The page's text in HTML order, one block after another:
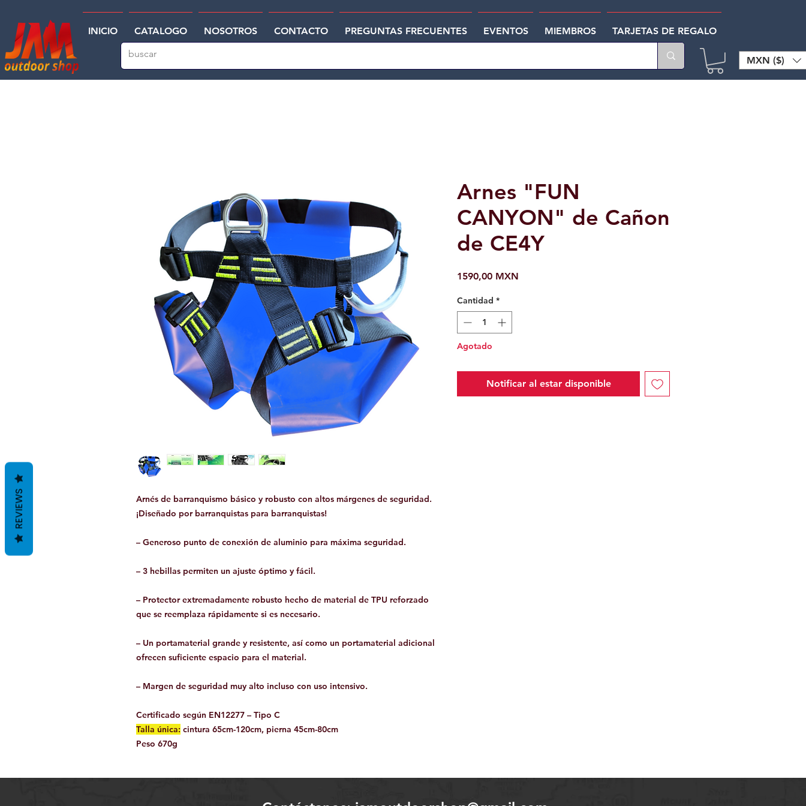
INICIO CATALOGO NOSOTROS CONTACTO PREGUNTAS FRECUENTES EVENTOS MIEMBROS TARJETAS DE REGALO
MXN ($)
Arnés de barranquismo básico y robusto con altos márgenes de seguridad.
¡Diseñado por barranquistas para barranquistas!
– Generoso punto de conexión de aluminio para máxima seguridad.
– 3 hebillas permiten un ajuste óptimo y fácil.
– Protector extremadamente robusto hecho de material de TPU reforzado
que se reemplaza rápidamente si es necesario.
– Un portamaterial grande y resistente, así como un portamaterial adicional
ofrecen suficiente espacio para el material.
– Margen de seguridad muy alto incluso con uso intensivo.
Certificado según EN12277 – Tipo C
Talla única: cintura 65cm-120cm, pierna 45cm-80cm
Peso 670g
Arnes "FUN
CANYON" de Cañon
de CE4Y
1590,00 MXN
Cantidad *
Agotado
Notificar al estar disponible
REVIEWS